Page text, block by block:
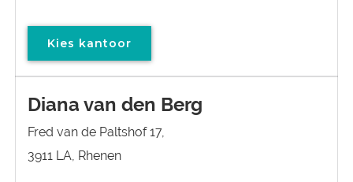
Kies kantoor
Diana van den Berg
Fred van de Paltshof 17,
3911 LA, Rhenen